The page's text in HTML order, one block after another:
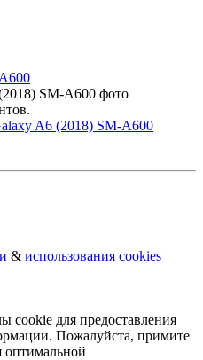
SM-A600 фото
A6 (2018) SM-A600
& использования cookies
cookie для предоставления
Пожалуйста, примите
оптимальной